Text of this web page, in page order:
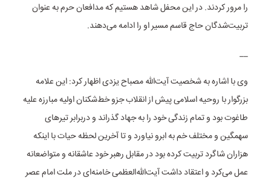
را مرور کردند. در این محفل شاهد هستیم که مدافعان حرم به عنوان
تربیت‌شدگان حاج قاسم مسیر او را ادامه می‌‎دهند.
__
وی با اشاره به شخصیت آیت‌الله مصباح یزدی اظهار کرد: این علامه
بزرگوار با روحیه اسلامی پیش از انقلاب جزو خط‌شکنان اولیه مبارزه علیه
طاغوت بود و تمام زندگی خود را به جهاد گذراند و دربرابر تیرهای
سهمگین و مختلف خم به ابرو نیاورد و تا آخرین لحظه حیات با اینکه
هزاران شاگرد تربیت کرده بود در مقابل رهبر خود عاشقانه و متواضعانه
عمل می‌کرد و اعتقاد داشت آیت‌الله‌العظمی خامنه‌ای در ملت امام عصر